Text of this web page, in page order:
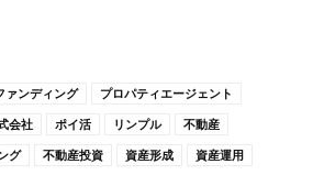
ァンディング
プロパティエージェント
会社
ポイ活 リンプル
不動産
グ
不動産投資 資産形成 資産運用